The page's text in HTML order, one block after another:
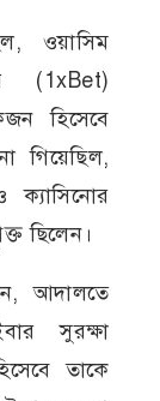
ওয়াসিম
(1xBet)
হিসেবে
গিয়েছিল,
ক্যাসিনোর
ছিলেন।
আদালতে
সুরক্ষা
তাকে